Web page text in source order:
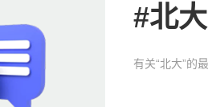
#北大
有关“北大”的